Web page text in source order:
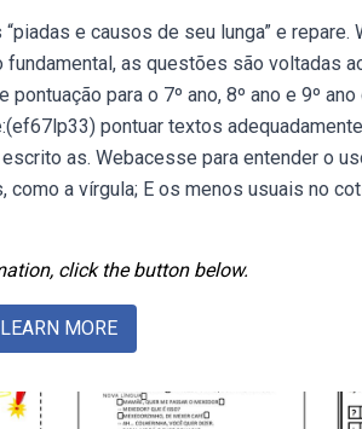
e causos de seu lunga” e repare.
as questões são voltadas
para o 7º ano, 8º ano e 9º
pontuar textos
as. Webacesse para entender o
a vírgula; E os menos usuais no
click the button below.
LEARN MORE